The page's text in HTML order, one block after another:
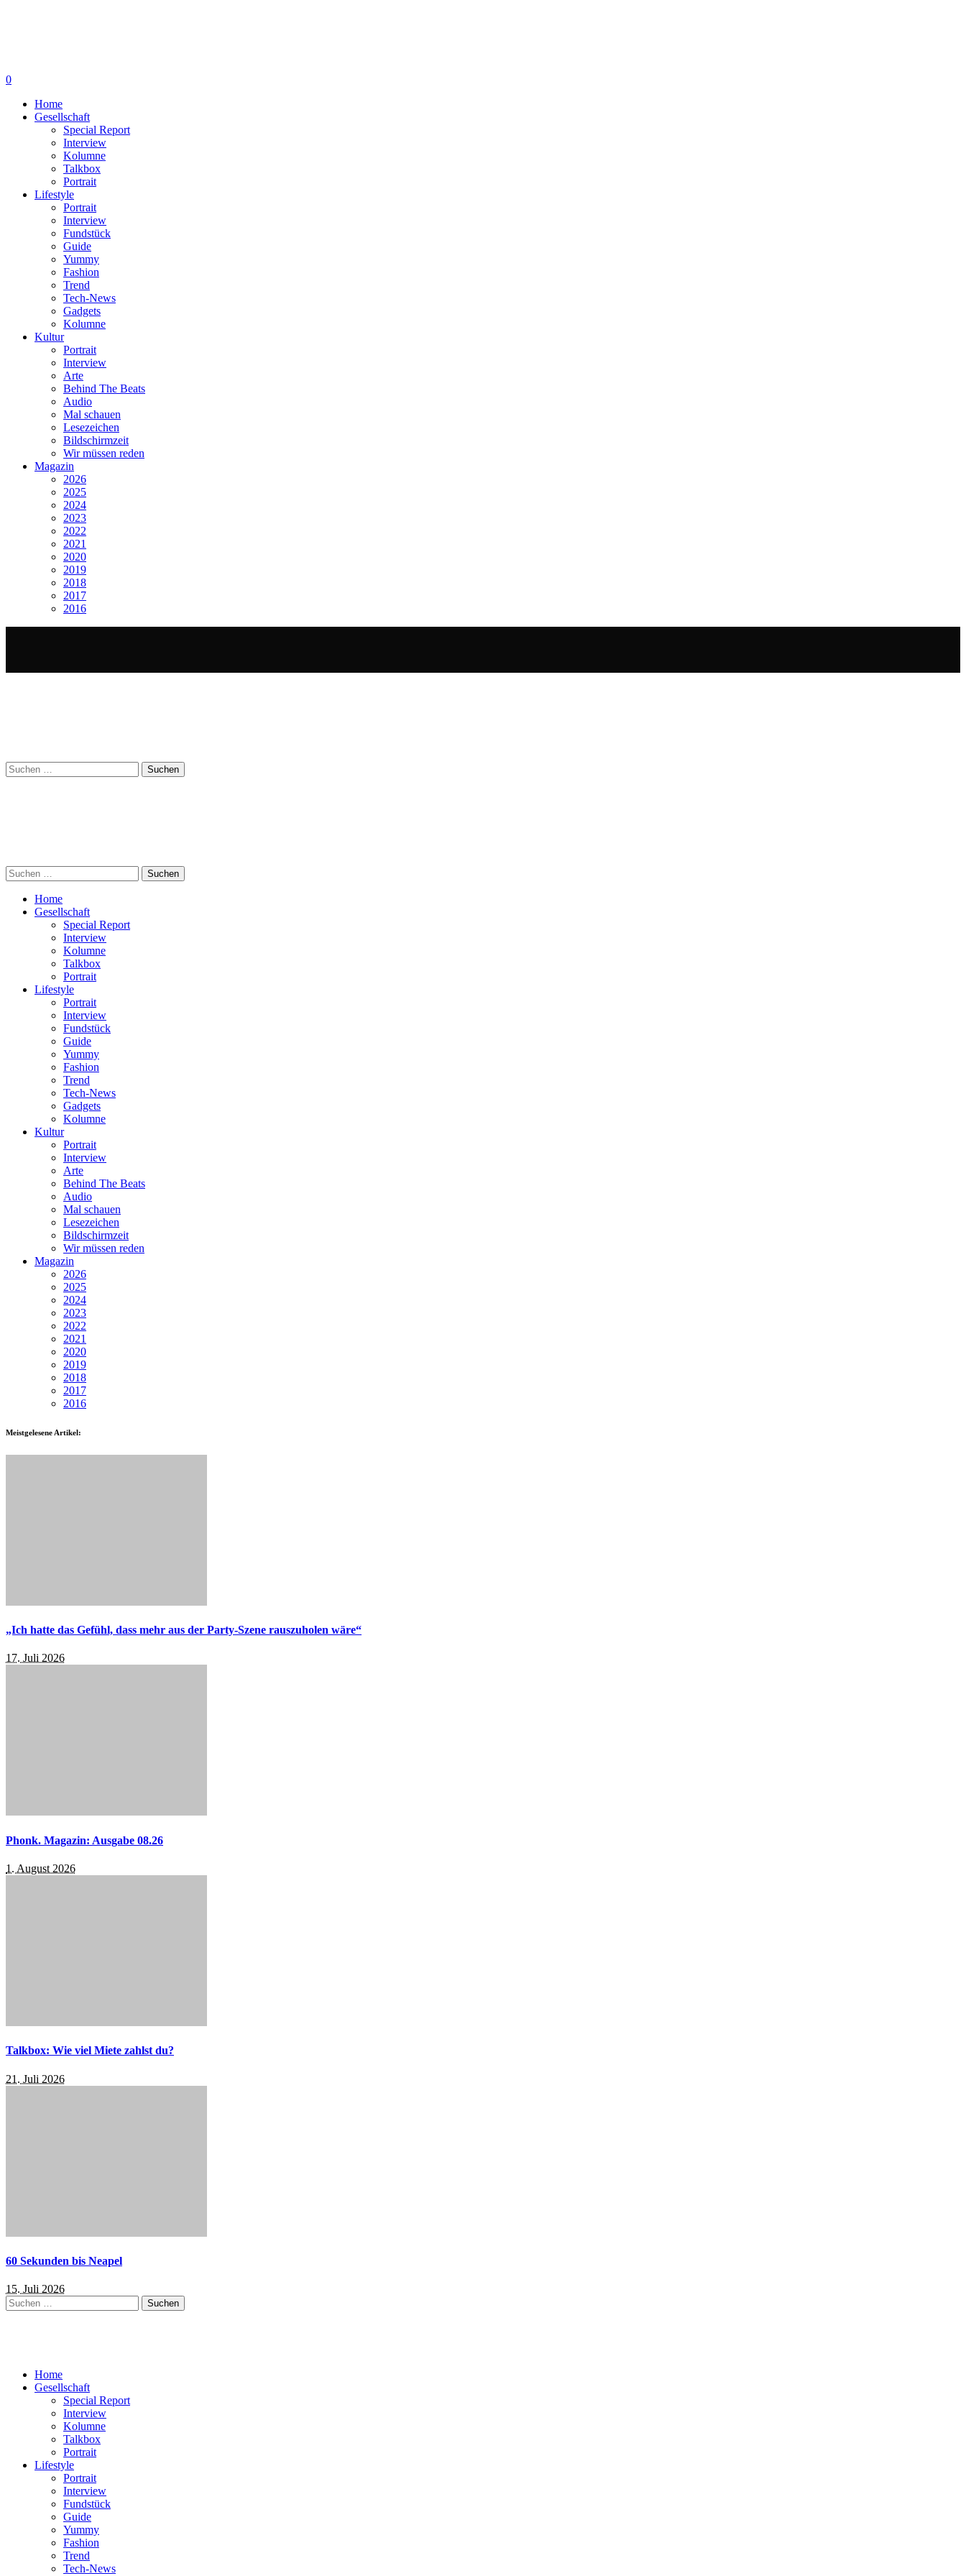
0
Home
Gesellschaft
Special Report
Interview
Kolumne
Talkbox
Portrait
Lifestyle
Portrait
Interview
Fundstück
Guide
Yummy
Fashion
Trend
Tech-News
Gadgets
Kolumne
Kultur
Portrait
Interview
Arte
Behind The Beats
Audio
Mal schauen
Lesezeichen
Bildschirmzeit
Wir müssen reden
Magazin
2026
2025
2024
2023
2022
2021
2020
2019
2018
2017
2016
Suchen
nach:
Suchen
nach:
Home
Gesellschaft
Special Report
Interview
Kolumne
Talkbox
Portrait
Lifestyle
Portrait
Interview
Fundstück
Guide
Yummy
Fashion
Trend
Tech-News
Gadgets
Kolumne
Kultur
Portrait
Interview
Arte
Behind The Beats
Audio
Mal schauen
Lesezeichen
Bildschirmzeit
Wir müssen reden
Magazin
2026
2025
2024
2023
2022
2021
2020
2019
2018
2017
2016
Meistgelesene Artikel:
„Ich hatte das Gefühl, dass mehr aus der Party-Szene rauszuholen wäre“
17. Juli 2026
Phonk. Magazin: Ausgabe 08.26
1. August 2026
Talkbox: Wie viel Miete zahlst du?
21. Juli 2026
60 Sekunden bis Neapel
15. Juli 2026
Suchen
nach:
Home
Gesellschaft
Special Report
Interview
Kolumne
Talkbox
Portrait
Lifestyle
Portrait
Interview
Fundstück
Guide
Yummy
Fashion
Trend
Tech-News